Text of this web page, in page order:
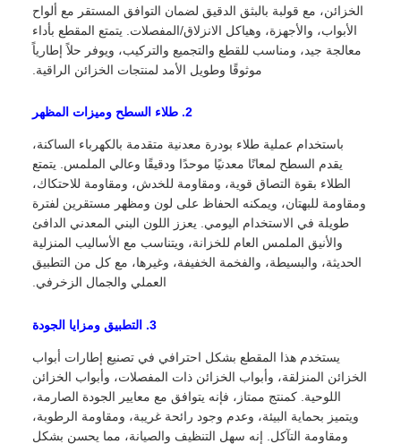
الخزائن، مع قولبة بالبثق الدقيق لضمان التوافق المستقر مع ألواح
الأبواب، والأجهزة، وهياكل الانزلاق/المفصلات. يتمتع المقطع بأداء
معالجة جيد، ومناسب للقطع والتجميع والتركيب، ويوفر حلاً إطارياً
موثوقًا وطويل الأمد لمنتجات الخزائن الراقية.
2. طلاء السطح وميزات المظهر
باستخدام عملية طلاء بودرة معدنية متقدمة بالكهرباء الساكنة،
يقدم السطح لمعانًا معدنيًا موحدًا ودقيقًا وعالي الملمس. يتمتع
الطلاء بقوة التصاق قوية، ومقاومة للخدش، ومقاومة للاحتكاك،
ومقاومة للبهتان، ويمكنه الحفاظ على لون ومظهر مستقرين لفترة
طويلة في الاستخدام اليومي. يعزز اللون البني المعدني الدافئ
والأنيق الملمس العام للخزانة، ويتناسب مع الأساليب المنزلية
الحديثة، والبسيطة، والفخمة الخفيفة، وغيرها، مع كل من التطبيق
العملي والجمال الزخرفي.
3. التطبيق ومزايا الجودة
يستخدم هذا المقطع بشكل احترافي في تصنيع إطارات أبواب
الخزائن المنزلقة، وأبواب الخزائن ذات المفصلات، وأبواب الخزائن
اللوحية. كمنتج ممتاز، فإنه يتوافق مع معايير الجودة الصارمة،
ويتميز بحماية البيئة، وعدم وجود رائحة غريبة، ومقاومة الرطوبة،
ومقاومة التآكل. إنه سهل التنظيف والصيانة، مما يحسن بشكل